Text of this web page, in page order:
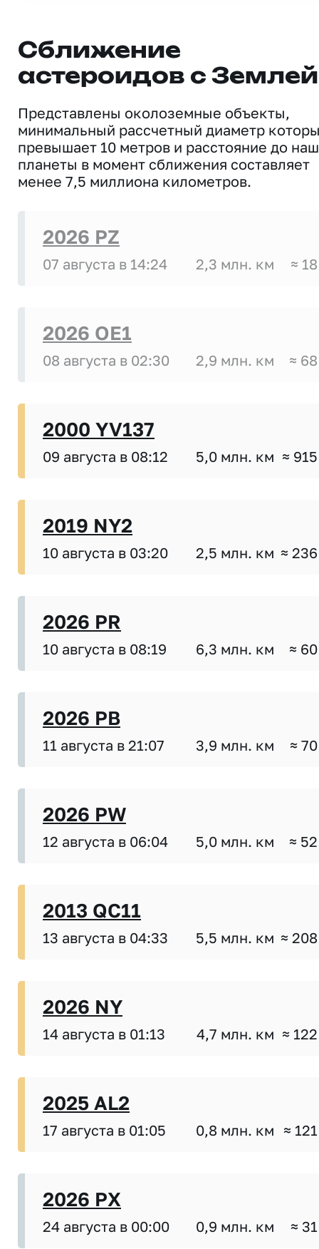
Сближение
астероидов с Землей
Представлены околоземные объекты,
минимальный рассчетный диаметр
превышает 10 метров и расстояние до
планеты в момент сближения составляет
менее 7,5 миллиона километров.
2026 PZ
07 августа в 14:24 2,3 млн. км ≈
2026 OE1
08 августа в 02:30 2,9 млн. км ≈
2000 YV137
09 августа в 08:12 5,0 млн. км ≈
2019 NY2
10 августа в 03:20 2,5 млн. км ≈
2026 PR
10 августа в 08:19 6,3 млн. км ≈
2026 PB
11 августа в 21:07 3,9 млн. км ≈
2026 PW
12 августа в 06:04 5,0 млн. км ≈
2013 QC11
13 августа в 04:33 5,5 млн. км ≈
2026 NY
14 августа в 01:13 4,7 млн. км ≈
2025 AL2
17 августа в 01:05 0,8 млн. км ≈
2026 PX
24 августа в 00:00 0,9 млн. км ≈